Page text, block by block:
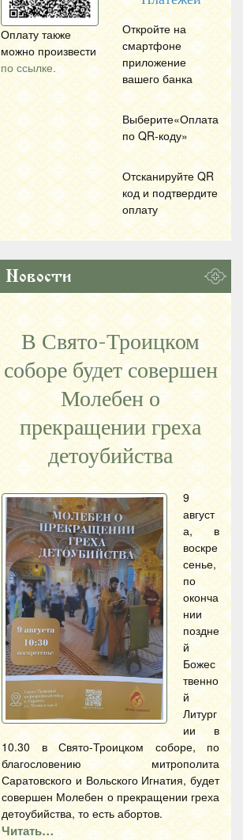
Оплату также
можно произвести
по ссылке.
Откройте на
смартфоне
приложение
вашего банка
Выберите«Оплата
по QR-коду»
Отсканируйте QR
код и подтвердите
оплату
Новости
В Свято-Троицком
соборе будет совершен
Молебен о
прекращении греха
детоубийства
9
август
а, в
воскре
сенье,
по
оконча
нии
поздне
й
Божес
твенно
й
Литург
ии в
10.30 в Свято-Троицком соборе, по
благословению митрополита
Саратовского и Вольского Игнатия, будет
совершен Молебен о прекращении греха
детоубийства, то есть абортов.
Читать…